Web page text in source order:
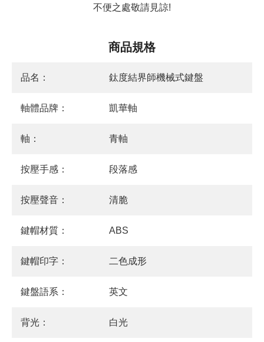
不便之處敬請見諒!
商品規格
品名： 鈦度結界師機械式鍵盤
軸體品牌： 凱華軸
軸： 青軸
按壓手感： 段落感
按壓聲音： 清脆
鍵帽材質： ABS
鍵帽印字： 二色成形
鍵盤語系： 英文
背光： 白光